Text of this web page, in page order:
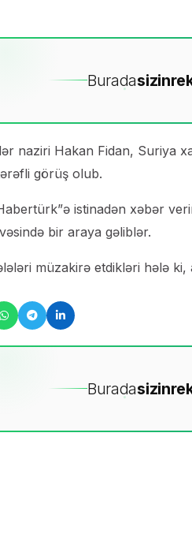
Buradasizin
naziri Hakan Fidan, Suriya
görüş olub.
istinadən xəbər
bir araya gəliblər.
müzakirə etdikləri hələ ki,
Buradasizin